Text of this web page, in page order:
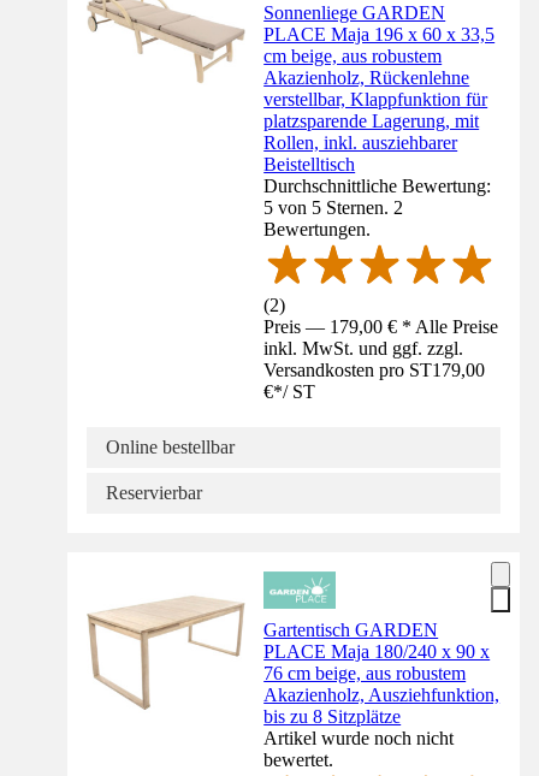
Sonnenliege GARDEN
PLACE Maja 196 x 60 x 33,5
cm beige, aus robustem
Akazienholz, Rückenlehne
verstellbar, Klappfunktion für
platzsparende Lagerung, mit
Rollen, inkl. ausziehbarer
Beistelltisch
Durchschnittliche Bewertung:
5 von 5 Sternen. 2
Bewertungen.
(2)
Preis — 179,00 € * Alle Preise
inkl. MwSt. und ggf. zzgl.
Versandkosten pro ST179,00
€*/ ST
Online bestellbar
Reservierbar
Gartentisch GARDEN
PLACE Maja 180/240 x 90 x
76 cm beige, aus robustem
Akazienholz, Ausziehfunktion,
bis zu 8 Sitzplätze
Artikel wurde noch nicht
bewertet.